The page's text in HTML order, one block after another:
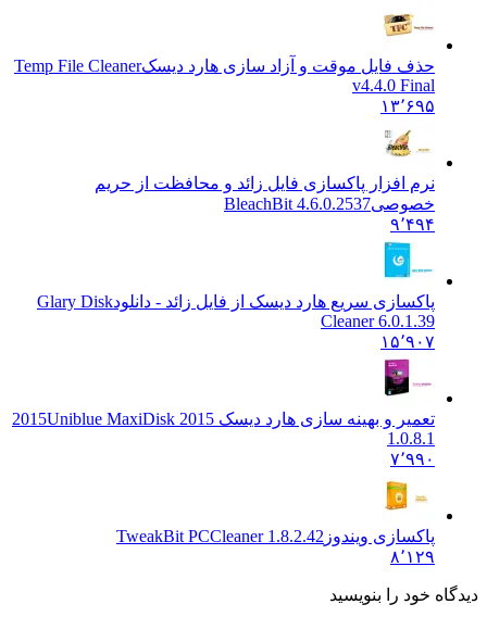
حذف فایل موقت و آزاد سازی هارد دیسکTemp File Cleaner
v4.4.0 Final
۱۳٬۶۹۵
نرم افزار پاکسازی فایل زائد و محافظت از حریم
خصوصیBleachBit 4.6.0.2537
۹٬۴۹۴
پاکسازی سریع هارد دیسک از فایل زائد - دانلود Glary Disk
Cleaner 6.0.1.39
۱۵٬۹۰۷
تعمیر و بهینه سازی هارد دیسک 2015Uniblue MaxiDisk 2015
1.0.8.1
۷٬۹۹۰
پاکسازی ویندوزTweakBit PCCleaner 1.8.2.42
۸٬۱۲۹
خود را بنویسید